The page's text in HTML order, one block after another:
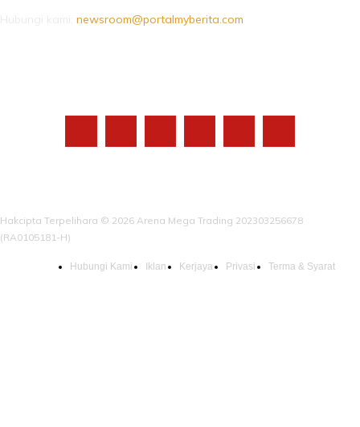
newsroom@portalmyberita.com
Hakcipta Terpelihara © 2026 Arena Mega Trading 202303256678
(RA0105181-H)
Hubungi Kami Iklan Kerjaya Privasi Terma & Syarat